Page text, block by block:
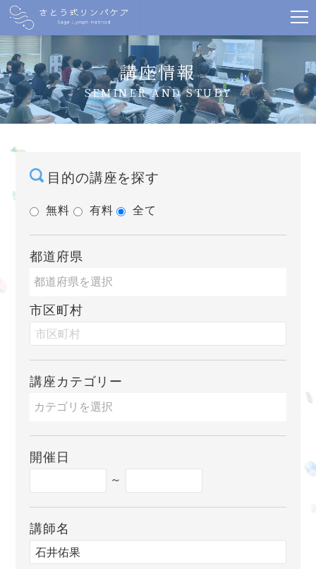
講座情報
SEMINER AND STUDY
目的の講座を探す
無料 有料 全て
都道府県
市区町村
講座カテゴリー
開催日
～
講師名